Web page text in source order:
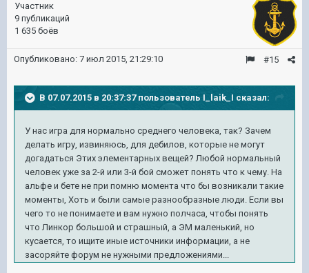
Участник
9 публикаций
1 635 боёв
#15
Опубликовано: 7 июл 2015, 21:29:10
В 07.07.2015 в 20:37:37 пользователь I_laik_I сказал:
У нас игра для нормально среднего человека, так? Зачем
делать игру, извиняюсь, для дебилов, которые не могут
догадаться Этих элементарных вещей? Любой нормальный
человек уже за 2-й или 3-й бой сможет понять что к чему. На
альфе и бете не при помню момента что бы возникали такие
моменты, Хоть и были самые разнообразные люди. Если вы
чего то не понимаете и вам нужно полчаса, чтобы понять
что Линкор большой и страшный, а ЭМ маленький, но
кусается, то ищите иные источники информации, а не
засоряйте форум не нужными предложениями...